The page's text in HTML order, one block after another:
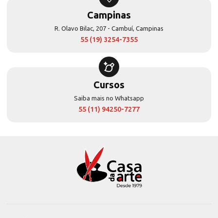
Campinas
R. Olavo Bilac, 207 - Cambuí, Campinas
55 (19) 3254-7355
Cursos
Saiba mais no Whatsapp
55 (11) 94250-7277